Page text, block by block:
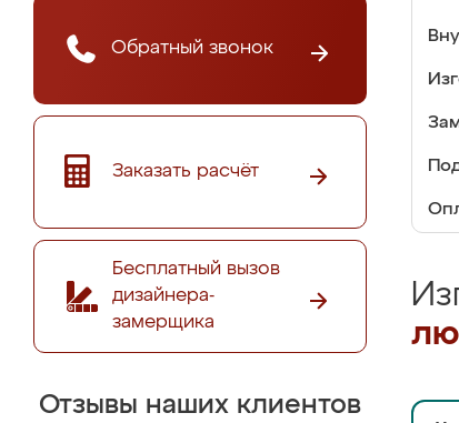
Обратный звонок
Заказать расчёт
Бесплатный вызов
дизайнера-
замерщика
Отзывы наших клиентов